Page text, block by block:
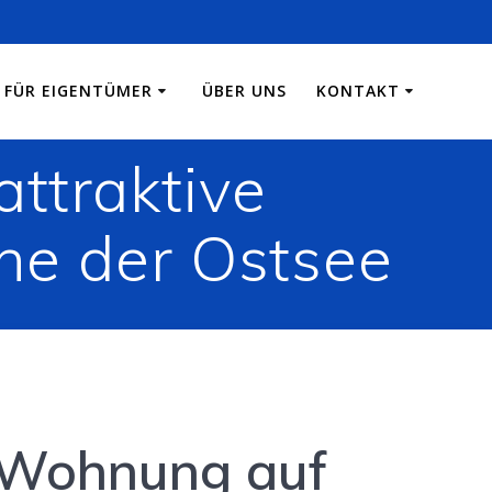
FÜR EIGENTÜMER ÜBER UNS KONTAKT
der Ostsee
auf